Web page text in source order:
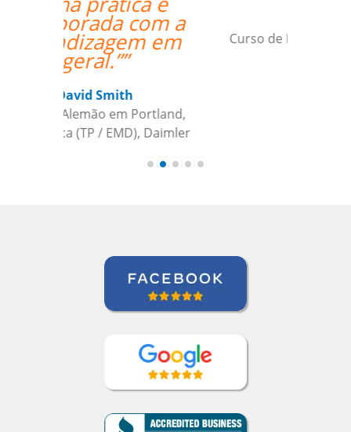
Ami Alsh
Curso de Português em Belém